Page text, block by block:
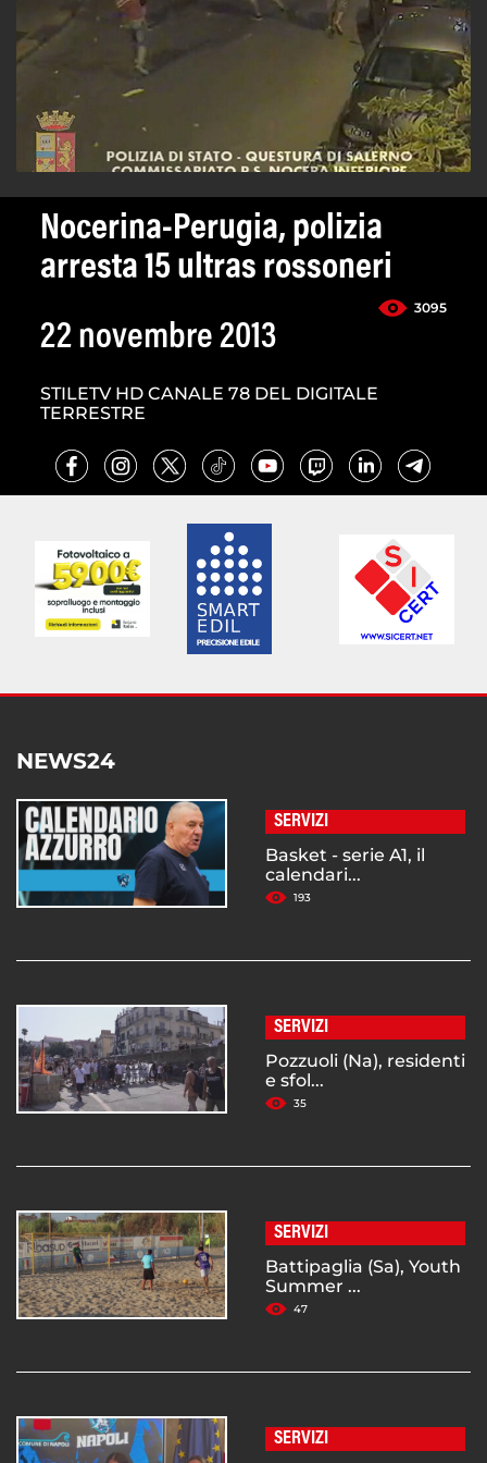
Nocerina-Perugia, polizia
arresta 15 ultras rossoneri
3095
22 novembre 2013
STILETV HD CANALE 78 DEL DIGITALE
TERRESTRE
NEWS24
SERVIZI
Basket - serie A1, il
calendari...
193
SERVIZI
Pozzuoli (Na), residenti
e sfol...
35
SERVIZI
Battipaglia (Sa), Youth
Summer ...
47
SERVIZI